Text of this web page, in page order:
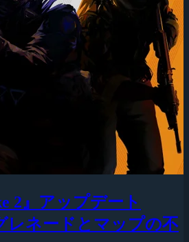
2』アップデート
レネードとマップの不